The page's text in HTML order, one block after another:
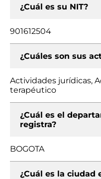
¿Cuál es su NIT?
901612504
¿Cuáles son sus
Actividades jurídicas,
terapéutico
¿Cuál es el
registra?
BOGOTA
¿Cuál es la ciudad